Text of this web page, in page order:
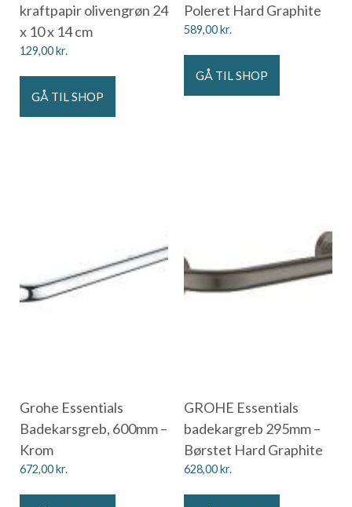
kraftpapir olivengrøn 24
x 10 x 14 cm
129,00kr.
GÅ TIL SHOP
Poleret Hard Graphite
589,00kr.
GÅ TIL SHOP
Grohe Essentials
Badekarsgreb, 600mm –
Krom
672,00kr.
GROHE Essentials
badekargreb 295mm –
Børstet Hard Graphite
628,00kr.